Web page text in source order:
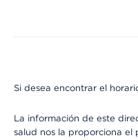
Si desea encontrar el
La información de este
salud nos la proporciona el